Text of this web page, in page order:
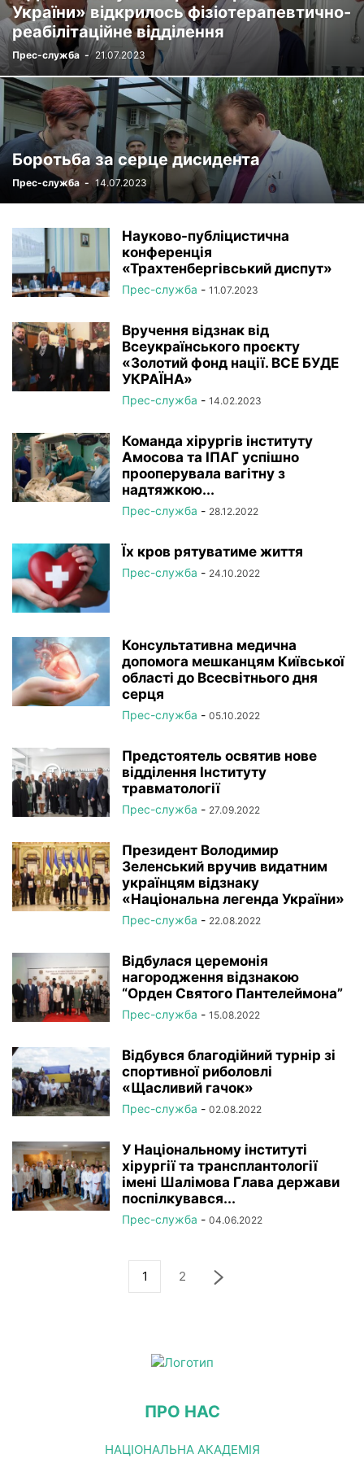
РЕЄСТР СТАТУТНІ ДОКУМЕНТИ УСТАНОВИ НАМН
ФОТОРЕПОРТАЖ ЦІКАВІ ПРОФЕСІЙНІ ВИПАДКИ
ЧЛЕНИ-КОРЕСПОНДЕНТИ
України» відкрилось фізіотерапевтично-
реабілітаційне відділення
Прес-служба - 21.07.2023
Боротьба за серце дисидента
Прес-служба - 14.07.2023
Науково-публіцистична
конференція
«Трахтенбергівський диспут»
Прес-служба - 11.07.2023
Вручення відзнак від
Всеукраїнського проєкту
«Золотий фонд нації. ВСЕ БУДЕ
УКРАЇНА»
Прес-служба - 14.02.2023
Команда хірургів інституту
Амосова та ІПАГ успішно
прооперувала вагітну з
надтяжкою...
Прес-служба - 28.12.2022
Їх кров рятуватиме життя
Прес-служба - 24.10.2022
Консультативна медична
допомога мешканцям Київської
області до Всесвітнього дня
серця
Прес-служба - 05.10.2022
Предстоятель освятив нове
відділення Інституту
травматології
Прес-служба - 27.09.2022
Президент Володимир
Зеленський вручив видатним
українцям відзнаку
«Національна легенда України»
Прес-служба - 22.08.2022
Відбулася церемонія
нагородження відзнакою
“Орден Святого Пантелеймона”
Прес-служба - 15.08.2022
Відбувся благодійний турнір зі
спортивної риболовлі
«Щасливий гачок»
Прес-служба - 02.08.2022
У Національному інституті
хірургії та трансплантології
імені Шалімова Глава держави
поспілкувався...
Прес-служба - 04.06.2022
1 2
ПРО НАС
НАЦІОНАЛЬНА АКАДЕМІЯ